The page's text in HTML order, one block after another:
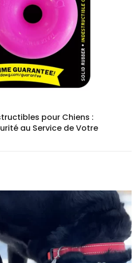
pour Chiens :
au Service de Votre